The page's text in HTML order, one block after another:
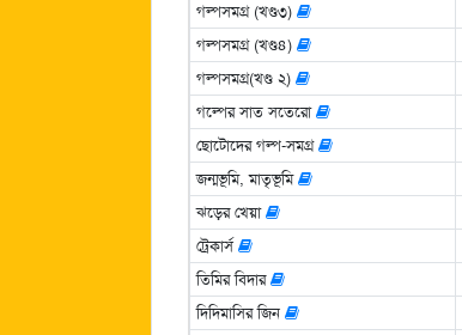
গল্পসমগ্র (খণ্ড৩)
গল্পসমগ্র (খণ্ড৪)
গল্পসমগ্র(খণ্ড ২)
গল্পের সাত সতেরো
ছোটোদের গল্প-সমগ্র
জন্মভূমি, মাতৃভূমি
ঝড়ের খেয়া
ট্রেকার্স
তিমির বিদার
দিদিমাসির জিন